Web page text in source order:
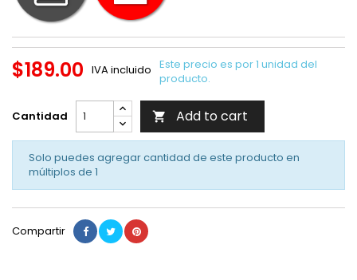
$189.00 IVA incluido Este precio es por 1 unidad del
producto.
Cantidad  Add to cart
Solo puedes agregar cantidad de este producto en
múltiplos de 1
Compartir